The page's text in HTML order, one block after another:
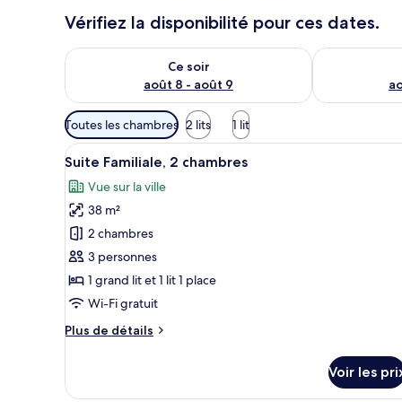
Vérifiez la disponibilité pour ces dates.
Ce soir
août 8 - août 9
Vérifier la disponibilité pour ce soir août 8 - août 9
Vérifier la
Filtres
disponibles
pour
les
chambres
Toutes les chambres 2 lits 1 lit
Afficher
toutes
les
photos
pour
ce
type
de
chambre :
Suite
Une chambre d’hôtel
11
Suite Familiale, 2 chambres
Vue sur la ville
38 m²
2 chambres
3 personnes
1 grand lit et 1 lit 1 place
Wi-Fi gratuit
Plus de détails
Plus
le
Voir les